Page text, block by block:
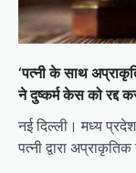
‘पत्नी के साथ
ने दुष्कर्म केस को रद्द
नई दिल्ली। मध्य
पत्नी द्वारा